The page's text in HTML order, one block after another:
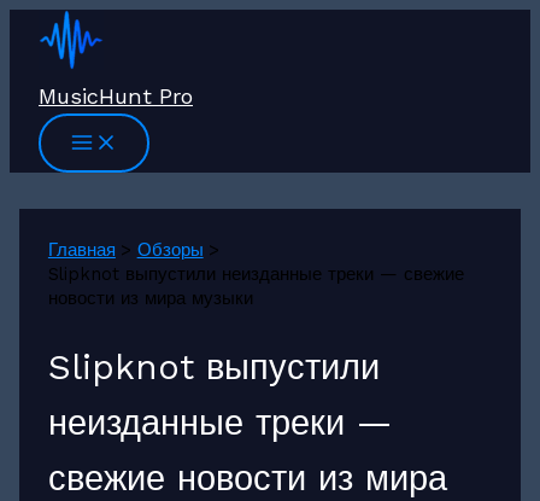
Перейти
MusicHunt Pro
Главная
Обзоры
Slipknot выпустили неизданные треки — свежие
новости из мира музыки
Slipknot выпустили
неизданные треки —
свежие новости из мира